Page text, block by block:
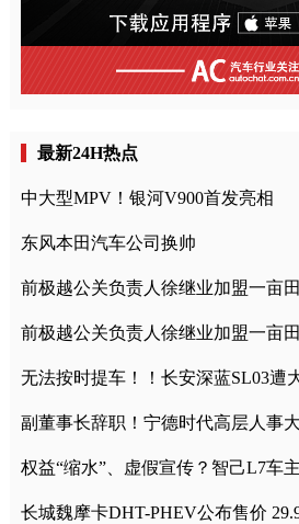
最新24H热点
中大型MPV！银河V900首发亮相
东风本田汽车公司换帅
前极越公关负责人徐继业加盟一亩田
前极越公关负责人徐继业加盟一亩田
无法按时提车！！长安深蓝SL03遭
副董事长辞职！宁德时代高层人事
权益“缩水”、虚假宣传？智己L7车
长城魏摩卡DHT-PHEV公布售价